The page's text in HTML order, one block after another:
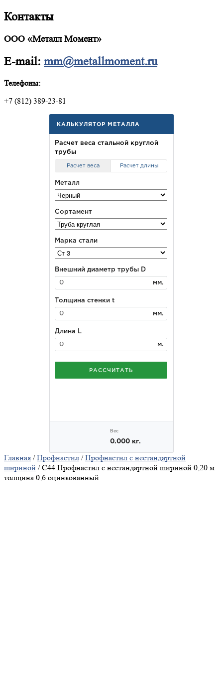
Контакты
ООО «Металл Момент»
E-mail: mm@metallmoment.ru
Телефоны:
+7 (812) 389-23-81
Главная /Профнастил /Профнастил с нестандартной
шириной / С44 Профнастил с нестандартной шириной 0,20 м
толщина 0,6 оцинкованный